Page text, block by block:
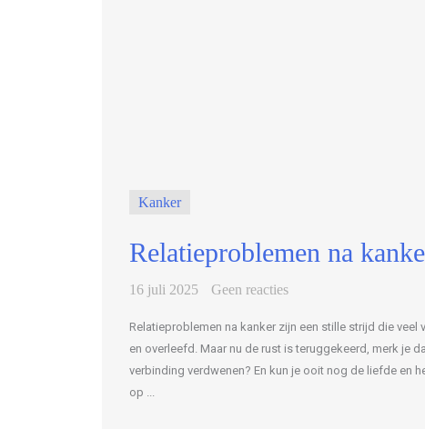
Kanker
Relatieproblemen na
16 juli 2025 Geen reacties
Relatieproblemen na kanker zijn een stille strijd die
en overleefd. Maar nu de rust is teruggekeerd, merk je
verbinding verdwenen? En kun je ooit nog de liefde en
op ...